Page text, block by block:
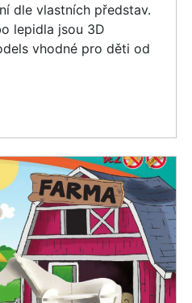
dle vlastních představ.
lepidla jsou 3D
vhodné pro děti od